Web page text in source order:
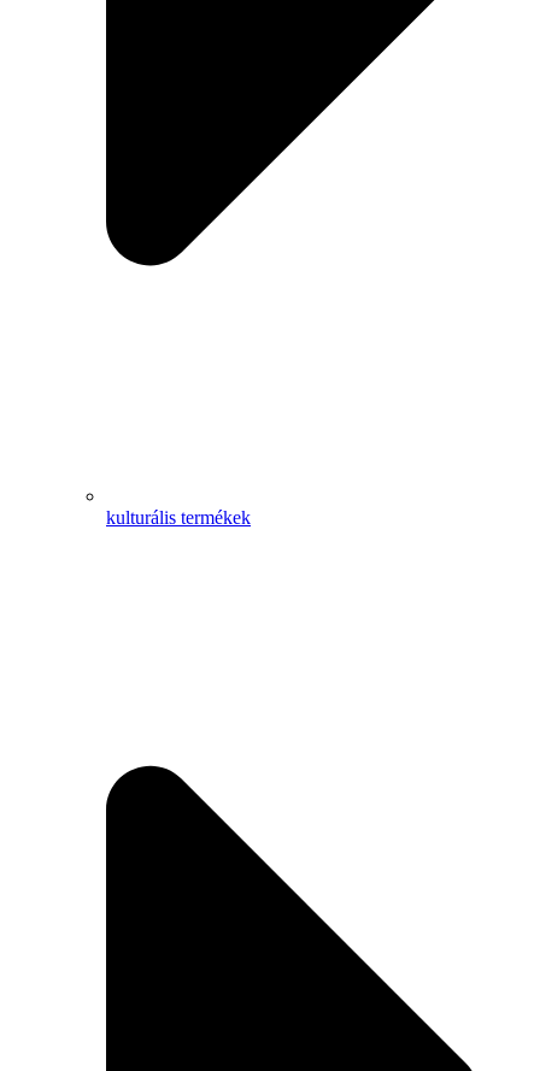
kulturális termékek